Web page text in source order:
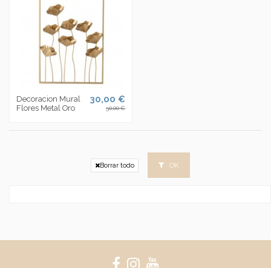
Decoracion Mural
Flores Metal Oro
30,00 €
50,00 €
Borrar todo OK